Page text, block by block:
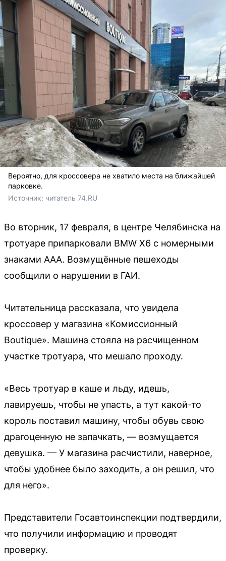
Вероятно, для кроссовера не хватило места на ближайшей
парковке.
Источник: читатель 74.RU
Во вторник, 17 февраля, в центре Челябинска на
тротуаре припарковали BMW X6 с номерными
знаками AAA. Возмущённые пешеходы
сообщили о нарушении в ГАИ.
Читательница рассказала, что увидела
кроссовер у магазина «Комиссионный
Boutique». Машина стояла на расчищенном
участке тротуара, что мешало проходу.
«Весь тротуар в каше и льду, идешь,
лавируешь, чтобы не упасть, а тут какой-то
король поставил машину, чтобы обувь свою
драгоценную не запачкать, — возмущается
девушка. — У магазина расчистили, наверное,
чтобы удобнее было заходить, а он решил, что
для него».
Представители Госавтоинспекции подтвердили,
что получили информацию и проводят
проверку.